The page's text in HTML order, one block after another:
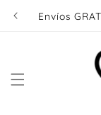
directamente
Envíos